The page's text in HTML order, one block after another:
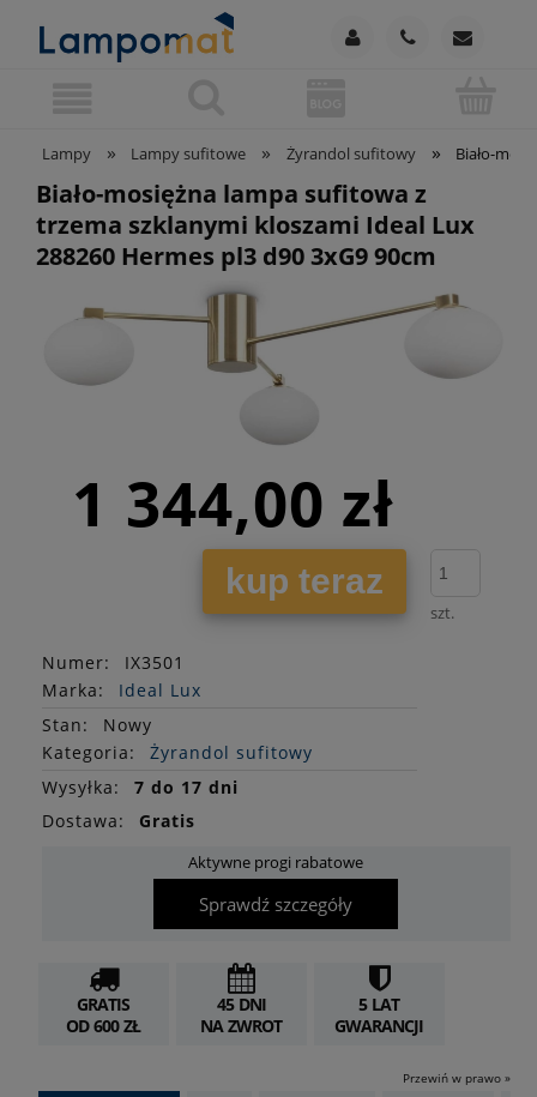
Lampy » Lampy sufitowe » Żyrandol sufitowy » Biało-
Biało-mosiężna lampa sufitowa z
trzema szklanymi kloszami Ideal Lux
288260 Hermes pl3 d90 3xG9 90cm
1 344,00 zł
kup teraz
szt.
Numer:
IX3501
Marka:
Ideal Lux
Stan:
Nowy
Kategoria:
Żyrandol sufitowy
Wysyłka:
7 do 17 dni
Dostawa:
Gratis
Aktywne progi rabatowe
Sprawdź szczegóły
GRATIS
OD 600 ZŁ
45 DNI
NA ZWROT
5 LAT
GWARANCJI
Przewiń w prawo »